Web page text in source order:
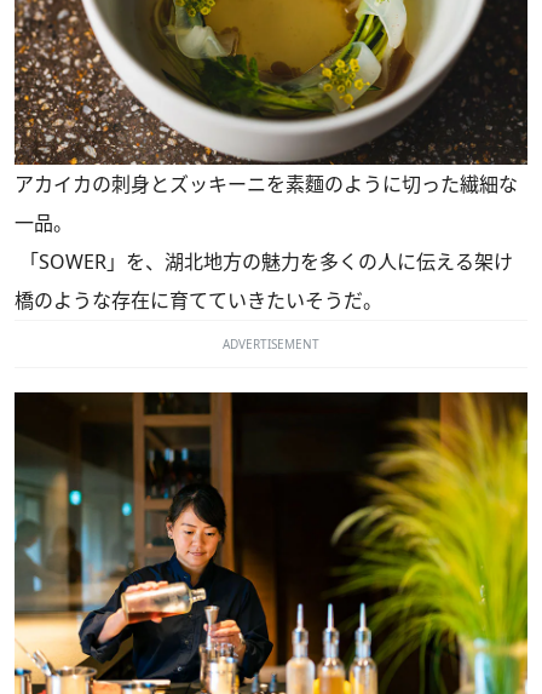
アカイカの刺身とズッキーニを素麵のように切った繊細な
一品。
「SOWER」を、湖北地方の魅力を多くの人に伝える架け
橋のような存在に育てていきたいそうだ。
ADVERTISEMENT